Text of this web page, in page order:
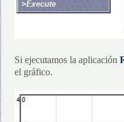
Si ejecutamos la aplicación
el gráfico.